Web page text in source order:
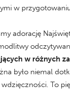
w
adorację
w różnych
było niemal
wdzięczności. To